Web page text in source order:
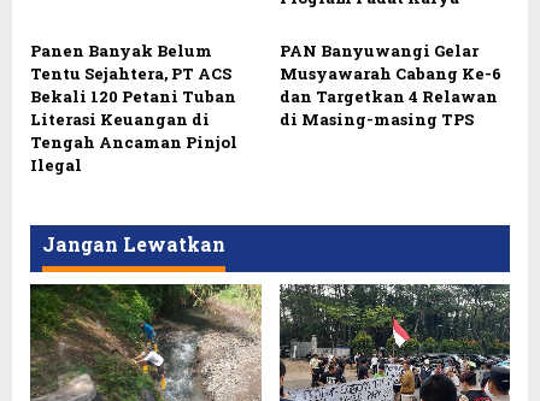
Panen Banyak Belum
Tentu Sejahtera, PT ACS
Bekali 120 Petani Tuban
Literasi Keuangan di
Tengah Ancaman Pinjol
Ilegal
PAN Banyuwangi Gelar
Musyawarah Cabang Ke-6
dan Targetkan 4 Relawan
di Masing-masing TPS
Jangan Lewatkan